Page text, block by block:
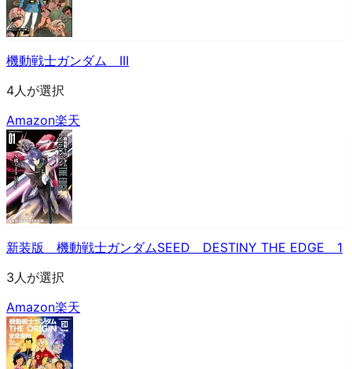
機動戦士ガンダム III
4人が選択
Amazon楽天
新装版 機動戦士ガンダムSEED DESTINY THE EDGE 1
3人が選択
Amazon楽天